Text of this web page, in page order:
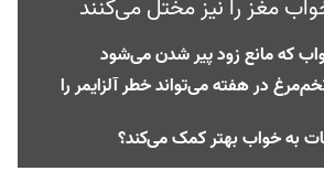
مغز را نیز مختل می‌کنند
که مانع زود پیر شدن می‌شود
در هفته می‌تواند خطر آلزایمر را
به خواب بهتر کمک می‌کند؟